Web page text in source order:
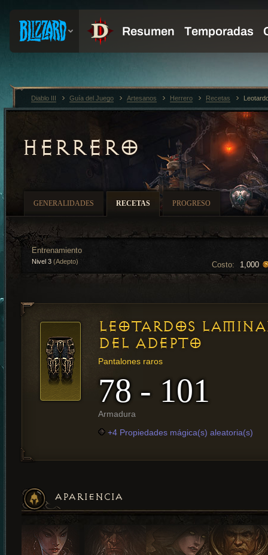
HERRERO
GENERALIDADES RECETAS PROGRESO
Costo: 1,000
Entrenamiento
Nivel 3 (Adepto)
LEOTARDOS
DEL ADEPTO
Pantalones raros
78 - 101
Armadura
+4 Propiedades mágica(s) aleatoria(s)
APARIENCIA
Diablo III Guía del Juego Artesanos Herrero Recetas